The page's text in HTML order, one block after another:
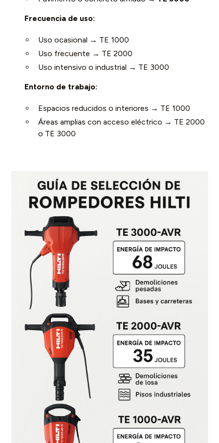
Frecuencia de uso:
Uso ocasional → TE 1000
Uso frecuente → TE 2000
Uso intensivo o industrial → TE 3000
Entorno de trabajo:
Espacios reducidos o interiores → TE 1000
Áreas amplias con acceso eléctrico → TE 2000
o TE 3000